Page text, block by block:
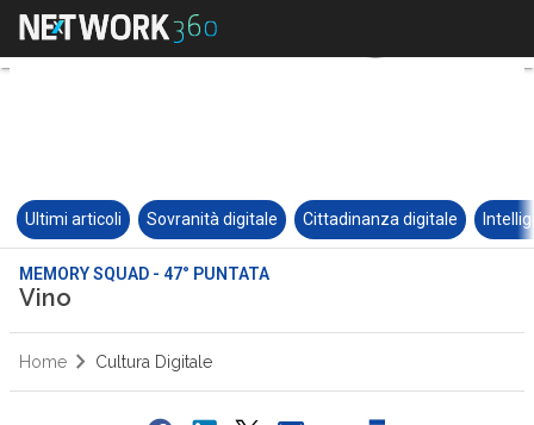
Ultimi articoli Sovranità digitale Cittadinanza digitale
MEMORY SQUAD - 47° PUNTATA
Vino
Home Cultura Digitale